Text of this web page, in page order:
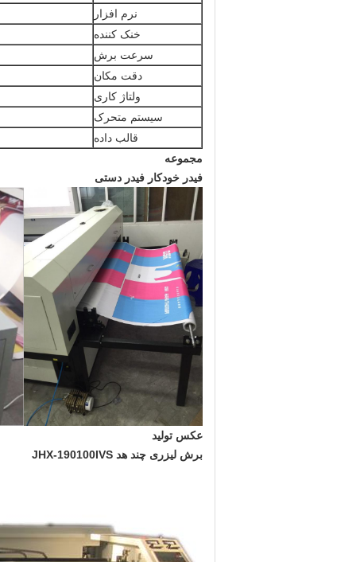
نرم افزار
خنک کننده
سرعت برش
دقت مکان
ولتاژ کاری
سیستم متحرک
قالب داده
مجموعه
فیدر خودکار فیدر دستی
عکس تولید
برش لیزری چند هد JHX-190100IVS